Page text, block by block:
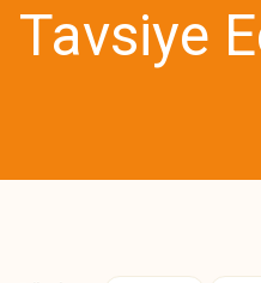
Ürün bilgilerinde hatalar
Ürün fiyatı diğer
Tavsiye